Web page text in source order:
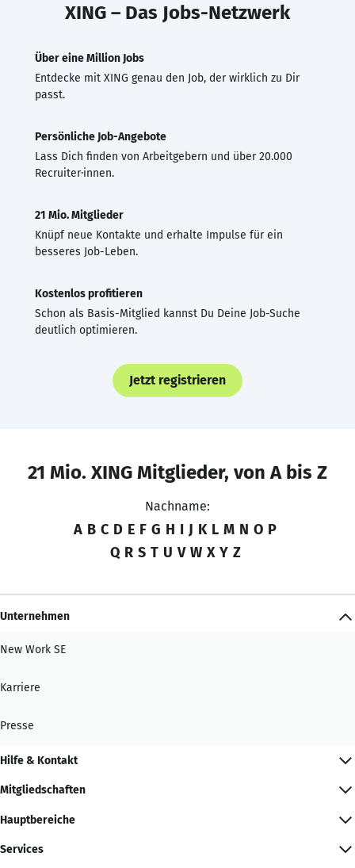
XING – Das Jobs-Netzwerk
Über eine Million Jobs
Entdecke mit XING genau den Job, der wirklich zu Dir
passt.
Persönliche Job-Angebote
Lass Dich finden von Arbeitgebern und über 20.000
Recruiter·innen.
21 Mio. Mitglieder
Knüpf neue Kontakte und erhalte Impulse für ein
besseres Job-Leben.
Kostenlos profitieren
Schon als Basis-Mitglied kannst Du Deine Job-Suche
deutlich optimieren.
Jetzt registrieren
21 Mio. XING Mitglieder, von A bis Z
Nachname:
A B C D E F G H I J K L M N O P
Q R S T U V W X Y Z
Unternehmen
New Work SE
Karriere
Presse
Hilfe & Kontakt
Mitgliedschaften
Hauptbereiche
Services